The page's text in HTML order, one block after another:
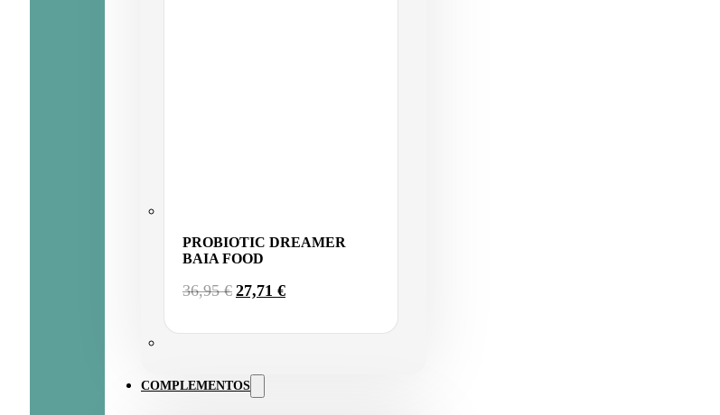
PROBIOTIC DREAMER
BAIA FOOD
36,95€ EL
27,71 €EL
COMPLEMENTOS